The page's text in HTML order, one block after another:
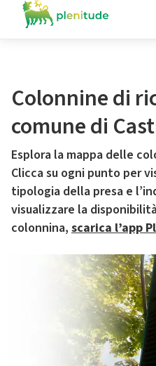
Colonnine di
comune di
Esplora la mappa delle
Clicca su ogni punto per
tipologia della presa e
visualizzare la
colonnina, scarica l’app